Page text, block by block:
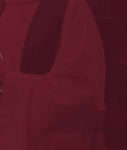
Sagrada
per complir la seva